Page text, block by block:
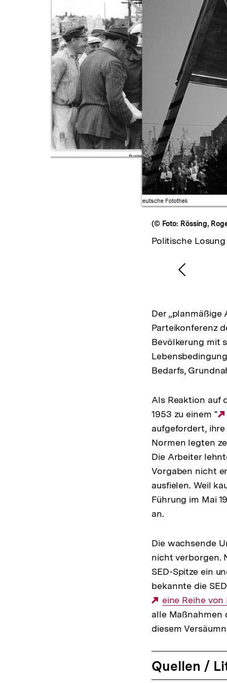
(© Foto: Rössing,
Politische
Der „planmäßige
Parteikonferenz
Bevölkerung mit
Bedarfs,
Als Reaktion auf
1953 zu einem "
aufgefordert,
Normen legten
Die Arbeiter
Vorgaben nicht
ausfielen. Weil
Führung im Mai
an.
Die wachsende
nicht verborgen.
SED-Spitze ein
bekannte die
Externer
Link:
eine Reihe
alle Maßnahmen
diesem
Quellen /